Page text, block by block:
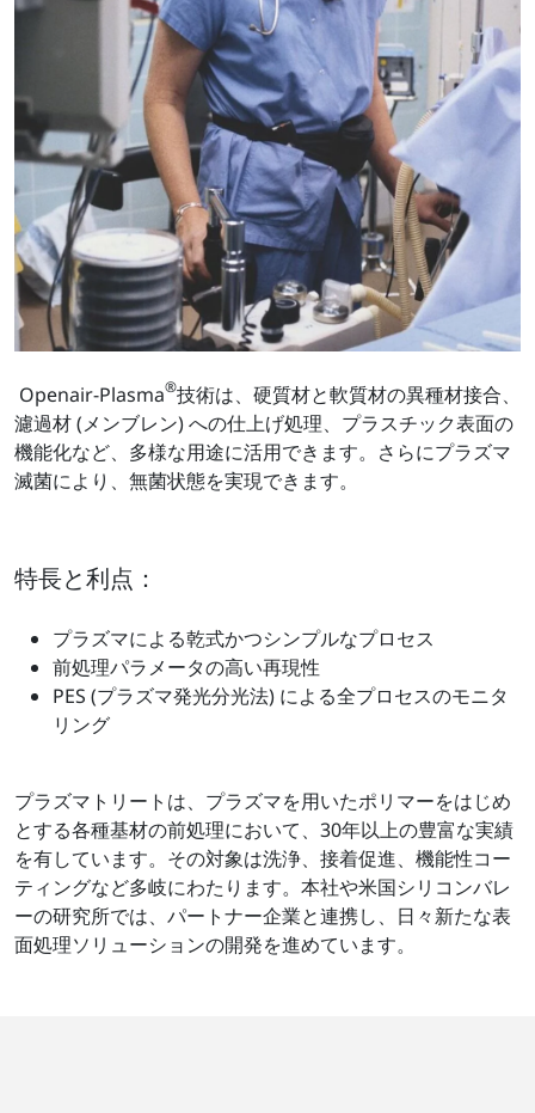
Openair-Plasma®技術は、硬質材と軟質材の異種材接合、
濾過材 (メンブレン) への仕上げ処理、プラスチック表面の
機能化など、多様な用途に活用できます。さらにプラズマ
滅菌により、無菌状態を実現できます。
特長と利点：
プラズマによる乾式かつシンプルなプロセス
前処理パラメータの高い再現性
PES (プラズマ発光分光法) による全プロセスのモニタ
リング
プラズマトリートは、プラズマを用いたポリマーをはじめ
とする各種基材の前処理において、30年以上の豊富な実績
を有しています。その対象は洗浄、接着促進、機能性コー
ティングなど多岐にわたります。本社や米国シリコンバレ
ーの研究所では、パートナー企業と連携し、日々新たな表
面処理ソリューションの開発を進めています。